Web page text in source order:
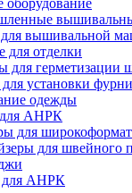
вышивальной
для отделки
герметизации
установки
одежды
для АНРК
для
для швейного
для АНРК